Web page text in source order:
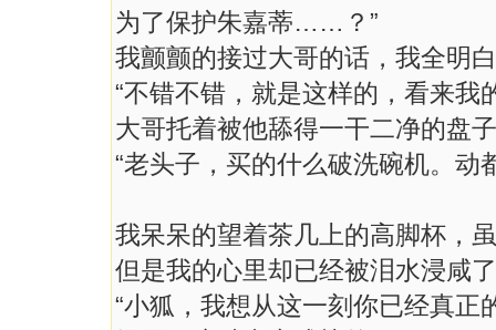
为了保护朱嘉蒂……？”
我颤颤的接过大哥的话，我全明
“不错不错，就是这样的，看来我
大哥托着被他舔得一干二净的盘
“老头子，买的什么破洗碗机。动
我呆呆的望着茶几上的高脚杯，
但是我的心里却已经被泪水浸咸
“小狐，我想从这一刻你已经真